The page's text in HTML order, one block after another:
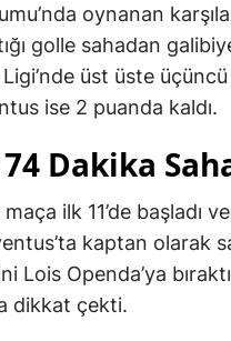
oynanan
golle sahadan
üst üste
ise 2 puanda kaldı.
Dakika
ilk 11’de başladı
kaptan olarak
Lois Openda’ya
dikkat çekti.